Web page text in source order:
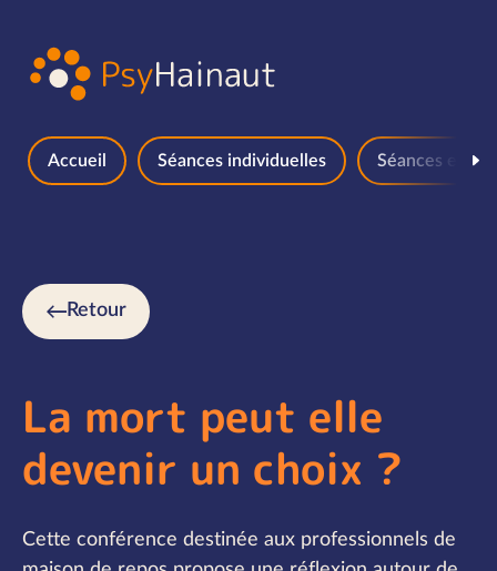
Accueil Séances individuelles Séances en
Retour
La mort peut elle
devenir un choix ?
Cette conférence destinée aux professionnels de